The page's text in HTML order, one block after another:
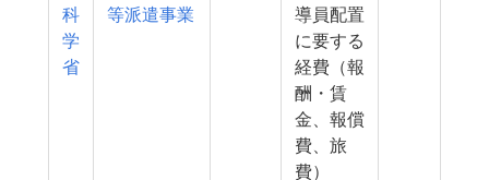
科
学
省
等派遣事業
導員配置
に要する
経費（報
酬・賃
金、報償
費、旅
費）